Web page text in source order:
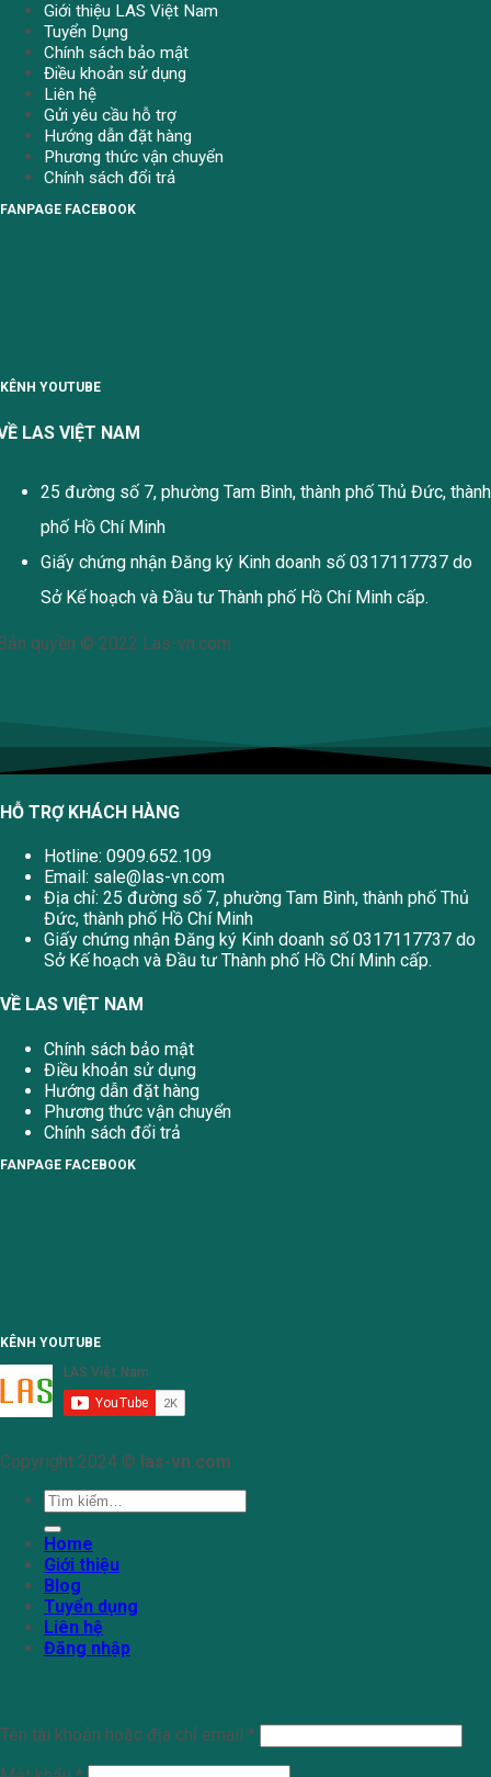
Giới thiệu LAS Việt Nam
Tuyển Dụng
Chính sách bảo mật
Điều khoản sử dụng
Liên hệ
Gửi yêu cầu hỗ trợ
Hướng dẫn đặt hàng
Phương thức vận chuyển
Chính sách đổi trả
FANPAGE FACEBOOK
KÊNH YOUTUBE
LAS VIỆT NAM
25 đường số 7, phường Tam Bình, thành phố Thủ Đức, thành
phố Hồ Chí Minh
Giấy chứng nhận Đăng ký Kinh doanh số 0317117737 do
Sở Kế hoạch và Đầu tư Thành phố Hồ Chí Minh cấp.
quyền © 2022 Las-vn.com
HỖ TRỢ KHÁCH HÀNG
Hotline: 0909.652.109
Email: sale@las-vn.com
Địa chỉ: 25 đường số 7, phường Tam Bình, thành phố Thủ
Đức, thành phố Hồ Chí Minh
Giấy chứng nhận Đăng ký Kinh doanh số 0317117737 do
Sở Kế hoạch và Đầu tư Thành phố Hồ Chí Minh cấp.
VỀ LAS VIỆT NAM
Chính sách bảo mật
Điều khoản sử dụng
Hướng dẫn đặt hàng
Phương thức vận chuyển
Chính sách đổi trả
FANPAGE FACEBOOK
KÊNH YOUTUBE
Copyright 2024 © las-vn.com
Tìm
Home
Giới thiệu
Blog
Tuyển dụng
Liên hệ
Đăng nhập
Tên tài khoản hoặc địa chỉ email *